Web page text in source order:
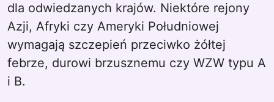
dla odwiedzanych krajów. Niektóre rejony
Azji, Afryki czy Ameryki Południowej
wymagają szczepień przeciwko żółtej
febrze, durowi brzusznemu czy WZW typu A
i B.